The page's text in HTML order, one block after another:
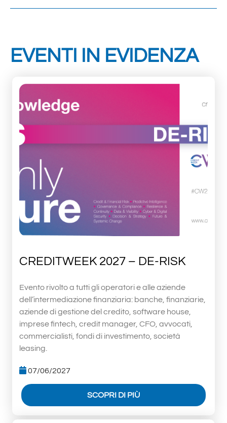
EVENTI IN EVIDENZA
CREDITWEEK 2027 – DE-RISK
Evento rivolto a tutti gli operatori e alle aziende
dell’intermediazione finanziaria: banche, finanziarie,
aziende di gestione del credito, software house,
imprese fintech, credit manager, CFO, avvocati,
commercialisti, fondi di investimento, società
leasing.
07/06/2027
SCOPRI DI PIÙ